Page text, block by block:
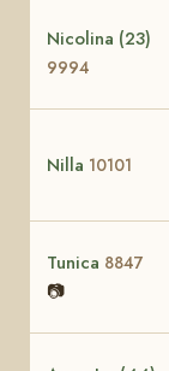
Nicolina (23)
9994
Nilla 10101
Tunica 8847
📷